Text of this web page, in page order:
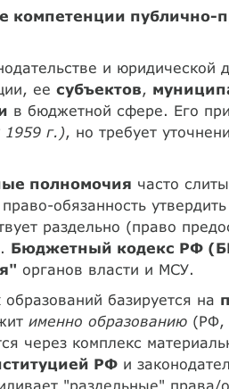
компетенции публично-
и юридической
ее субъектов,
в бюджетной сфере. Его
1959 г.), но требует
полномочия часто
обязанность
раздельно (право
Бюджетный кодекс РФ
органов власти и МСУ.
базируется на
именно образованию(РФ,
через комплекс
РФи
"раздельные" права/